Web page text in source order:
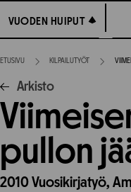
suoraan
sisältöön
VUODEN HUIPUT
VUODEN HUIPUT
ETUSIVU KILPAILUTYÖT
Arkisto
pullon
2010Vuosikirjatyö,